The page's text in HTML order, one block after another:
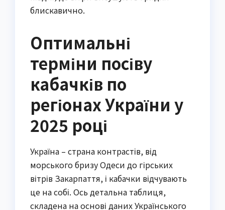
блискавично.
Оптимальні
терміни посіву
кабачків по
регіонах України у
2025 році
Україна – страна контрастів, від
морського бризу Одеси до гірських
вітрів Закарпаття, і кабачки відчувають
це на собі. Ось детальна таблиця,
складена на основі даних Українського